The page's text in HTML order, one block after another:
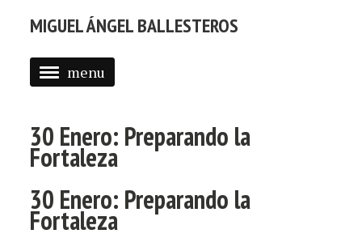
MIGUEL ÁNGEL BALLESTEROS
menu
PROFESSIONAL
SELECTED WORK
BLOG
30 Enero: Preparando la
Fortaleza
30 Enero: Preparando la
Fortaleza